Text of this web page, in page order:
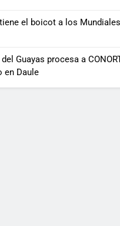
el boicot a los
Guayas procesa a
en Daule